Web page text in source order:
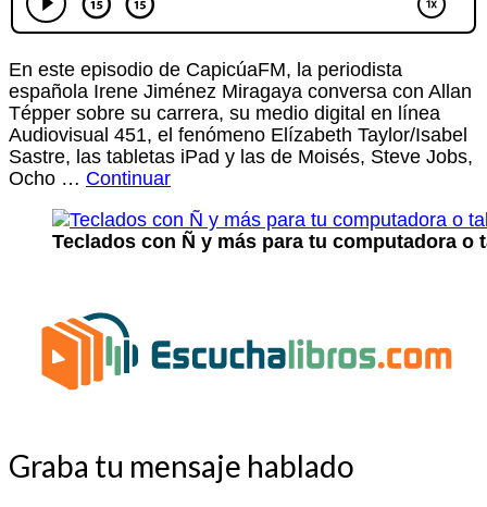
En este episodio de CapicúaFM, la periodista
española Irene Jiménez Miragaya conversa con Allan
Tépper sobre su carrera, su medio digital en línea
Audiovisual 451, el fenómeno Elízabeth Taylor/Isabel
Sastre, las tabletas iPad y las de Moisés, Steve Jobs,
Ocho … Continuar
Teclados con Ñ y más para tu computadora o
Graba tu mensaje hablado